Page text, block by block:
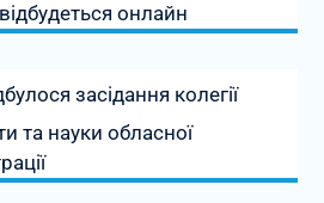
онлайн
засідання колегії
та науки обласної